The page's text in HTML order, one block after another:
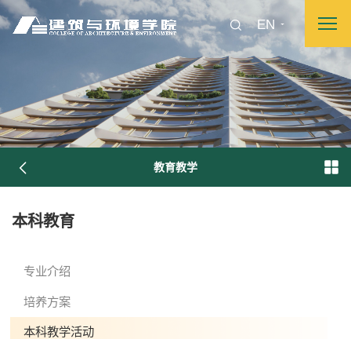
EN
院长致词
教育教学
本科教育
专业介绍
培养方案
本科教学活动